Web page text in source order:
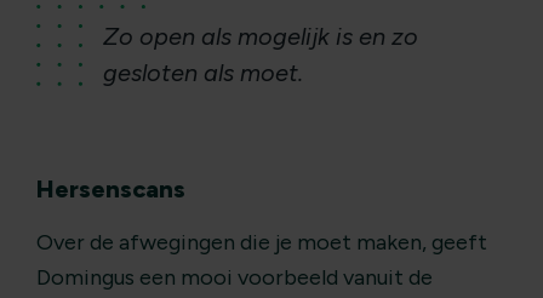
Zo open als mogelijk is en zo
gesloten als moet.
Hersenscans
Over de afwegingen die je moet maken, geeft
Domingus een mooi voorbeeld vanuit de